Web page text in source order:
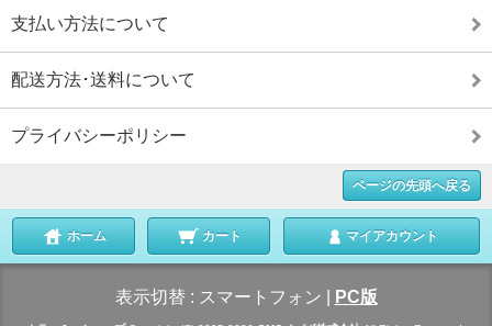
支払い方法について
配送方法･送料について
プライバシーポリシー
ページの先頭へ戻る
ホーム カート マイアカウント
表示切替 : スマートフォン PC版